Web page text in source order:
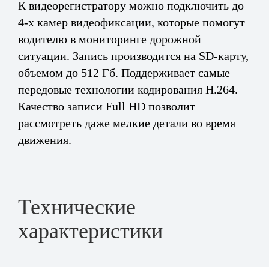
К видеорегистратору можно подключить до
4-х камер видеофиксации, которые помогут
водителю в мониторинге дорожной
ситуации. Запись производится на SD-карту,
объемом до 512 Гб. Поддерживает самые
передовые технологии кодирования H.264.
Качество записи Full HD позволит
рассмотреть даже мелкие детали во время
движения.
Технические
характеристики